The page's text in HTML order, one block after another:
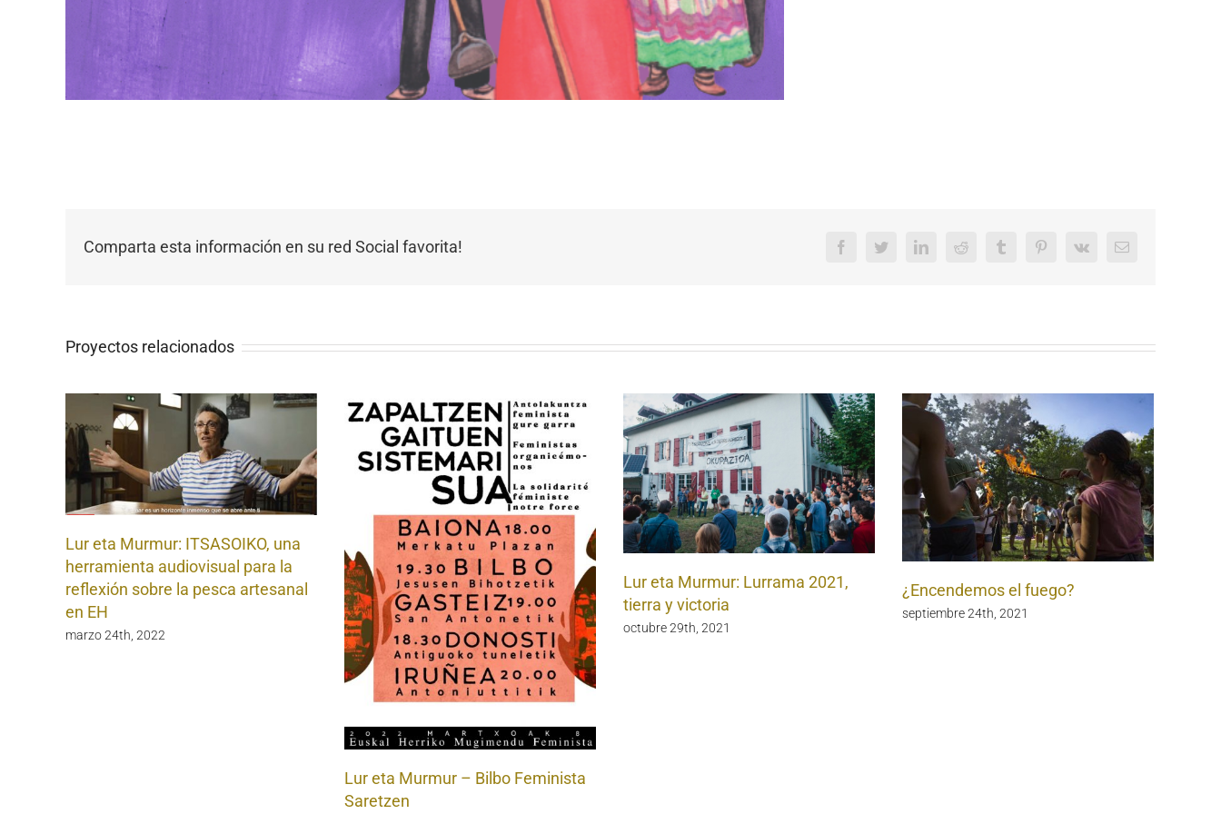
Comparta esta información en su red Social favorita! FacebookTwitterLinkedInReddit Tumblr PinterestVk Email
Proyectos relacionados
Lur eta Murmur: ITSASOIKO, una
herramienta audiovisual para la
reflexión sobre la pesca artesanal
en EH
marzo 24th, 2022
Lur eta Murmur – Bilbo Feminista
Saretzen
Lur eta Murmur: Lurrama 2021,
tierra y victoria
octubre 29th, 2021
¿Encendemos el fuego?
septiembre 24th, 2021